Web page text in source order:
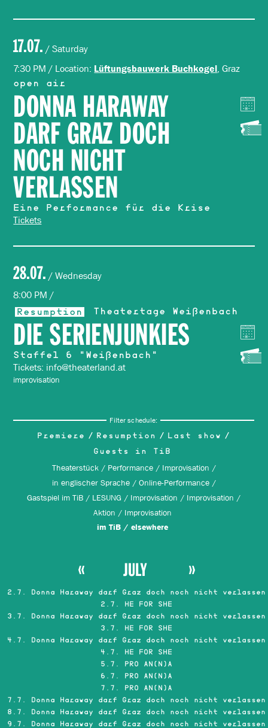
17.07. / Saturday
7:30 PM / Location: Lüftungsbauwerk Buchkogel, Graz
open air
DONNA HARAWAY
DARF GRAZ DOCH
NOCH NICHT
VERLASSEN
Eine Performance für die Krise
Tickets
28.07. / Wednesday
8:00 PM /
Resumption Theatertage Weißenbach
DIE SERIENJUNKIES
Staffel 6 "Weißenbach"
Tickets: info@theaterland.at
improvisation
Filter schedule:
Premiere Resumption
Last show
Guests in TiB
Theaterstück Performance
Improvisation
in englischer Sprache
Online-Performance
Gastspiel im TiB
LESUNG Improvisation
Improvisation
Aktion
Improvisation
im TiB elsewhere
JULY
2.7. Donna Haraway darf Graz doch noch nicht verlassen
2.7. HE FOR SHE
3.7. Donna Haraway darf Graz doch noch nicht verlassen
3.7. HE FOR SHE
4.7. Donna Haraway darf Graz doch noch nicht verlassen
4.7. HE FOR SHE
5.7. PRO AN(N)A
6.7. PRO AN(N)A
7.7. PRO AN(N)A
7.7. Donna Haraway darf Graz doch noch nicht verlassen
8.7. Donna Haraway darf Graz doch noch nicht verlassen
9.7. Donna Haraway darf Graz doch noch nicht verlassen